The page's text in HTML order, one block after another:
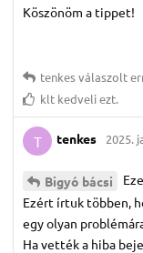
Köszönöm a tippet!
tenkesválaszolt
klt kedveli ezt.
T tenkes 2025.
Bigyó bácsi
Ezért írtuk többen,
egy olyan
Ha vették a hiba